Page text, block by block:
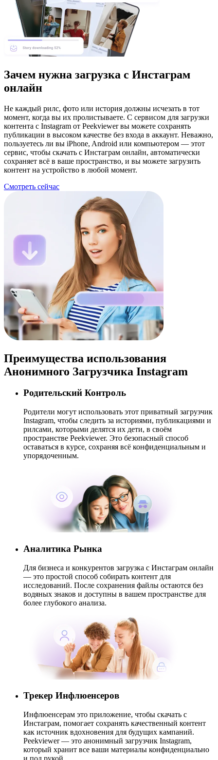
Зачем нужна загрузка с Инстаграм
онлайн
Не каждый рилс, фото или история должны исчезать в тот
момент, когда вы их пролистываете. С сервисом для загрузки
контента с Instagram от Peekviewer вы можете сохранять
публикации в высоком качестве без входа в аккаунт. Неважно,
пользуетесь ли вы iPhone, Android или компьютером — этот
сервис, чтобы скачать с Инстаграм онлайн, автоматически
сохраняет всё в ваше пространство, и вы можете загрузить
контент на устройство в любой момент.
Смотреть сейчас
Преимущества использования
Анонимного Загрузчика Instagram
Родительский Контроль
Родители могут использовать этот приватный загрузчик
Instagram, чтобы следить за историями, публикациями и
рилсами, которыми делятся их дети, в своём
пространстве Peekviewer. Это безопасный способ
оставаться в курсе, сохраняя всё конфиденциальным и
упорядоченным.
Аналитика Рынка
Для бизнеса и конкурентов загрузка с Инстаграм онлайн
— это простой способ собирать контент для
исследований. После сохранения файлы остаются без
водяных знаков и доступны в вашем пространстве для
более глубокого анализа.
Трекер Инфлюенсеров
Инфлюенсерам это приложение, чтобы скачать с
Инстаграм, помогает сохранять качественный контент
как источник вдохновения для будущих кампаний.
Peekviewer — это анонимный загрузчик Instagram,
который хранит все ваши материалы конфиденциально
и под рукой.